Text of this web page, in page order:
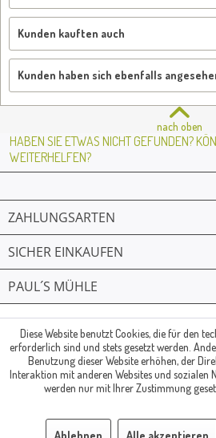
Kunden kauften auch
Kunden haben sich ebenfalls
nach oben
HABEN SIE ETWAS NICHT GEFUNDEN?
WEITERHELFEN?
ZAHLUNGSARTEN
SICHER EINKAUFEN
PAUL´S MÜHLE
© Paul's Mühle | Inhaber: Christof Paul
Recklinghausen
Fax: 02361 -28831 | E-Mail:
Diese Website benutzt Cookies, die für den
erforderlich sind und stets gesetzt werden.
Benutzung dieser Website erhöhen, der
Interaktion mit anderen Websites und sozialen
werden nur mit Ihrer Zustimmung
Ablehnen Alle akzeptieren